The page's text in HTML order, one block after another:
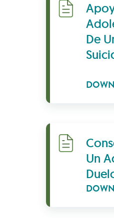
Download
De
Download
Un